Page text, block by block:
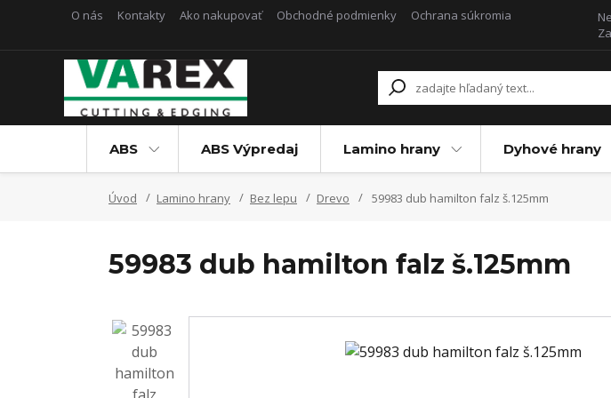
O nás Kontakty Ako nakupovať Obchodné podmienky Ochrana súkromia
ABS ABS Výpredaj Lamino hrany Dyhové hrany
Úvod Lamino hrany Bez lepu Drevo 59983 dub hamilton falz š.125mm
59983 dub hamilton falz š.125mm